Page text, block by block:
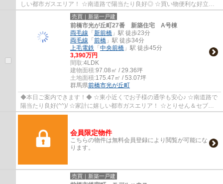
しい都市ガスエリア！ ☆南道路で陽当たり良好◎ ☆買い物便利な好立地
(^^)/
売買｜新築一戸建
前橋市光が丘町27番 新築住宅 A号棟
両毛線 「 新前橋 」駅 徒歩23分
両毛線 「 前橋 」駅 徒歩34分
上毛電鉄 「 中央前橋 」駅 徒歩45分
3,390万円
間取:4LDK
建物面積:97.08㎡ / 29.36坪
土地面積:175.47㎡ / 53.07坪
群馬県前橋市光が丘町
◆本日ご案内できます！◆ ☆東小近くでお子様の通学も安心♪ ☆南道路で
陽当たり良好(^^)/ ☆家計に嬉しい都市ガスエリア！ ☆とりせん＆セブン
近くで買い物便利◎
会員限定物件
こちらの物件は無料会員登録により閲覧が可能にな
ります。
売買｜新築一戸建